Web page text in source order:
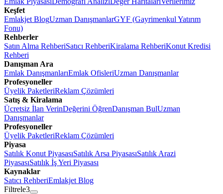
Keşfet
Emlakjet BlogUzman DanışmanlarGYF (Gayrimenkul Yatırım
Fonu)
Rehberler
Satın Alma RehberiSatıcı RehberiKiralama RehberiKonut Kredisi
Rehberi
Danışman Ara
Emlak DanışmanlarıEmlak OfisleriUzman Danışmanlar
Profesyoneller
Üyelik PaketleriReklam Çözümleri
Satış & Kiralama
Ücretsiz İlan VerinDeğerini ÖğrenDanışman BulUzman
Danışmanlar
Profesyoneller
Üyelik PaketleriReklam Çözümleri
Piyasa
Satılık Konut PiyasasıSatılık Arsa PiyasasıSatılık Arazi
PiyasasıSatılık İş Yeri Piyasası
Kaynaklar
Satıcı RehberiEmlakjet Blog
Filtrele3